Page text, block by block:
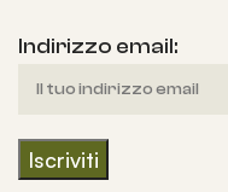
Indirizzo email: